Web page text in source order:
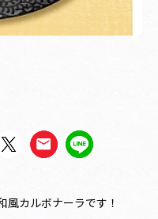
カルボナーラです！